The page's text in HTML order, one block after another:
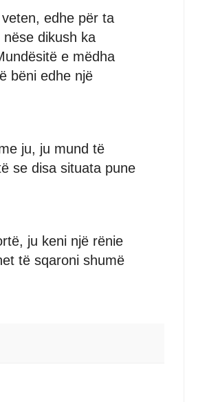
edhe për ta
dikush ka
e mëdha
bëni edhe një
ju, ju mund të
se disa situata pune
ju keni një rënie
të sqaroni shumë